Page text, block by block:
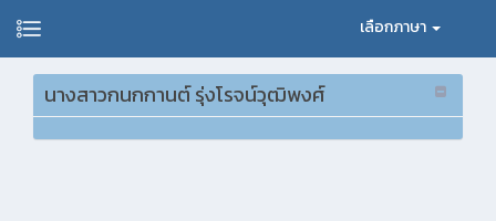
เลือกภาษา
นางสาวกนกกานต์ รุ่งโรจน์วุฒิพงศ์